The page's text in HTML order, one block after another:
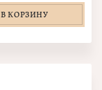
В КОРЗИНУ